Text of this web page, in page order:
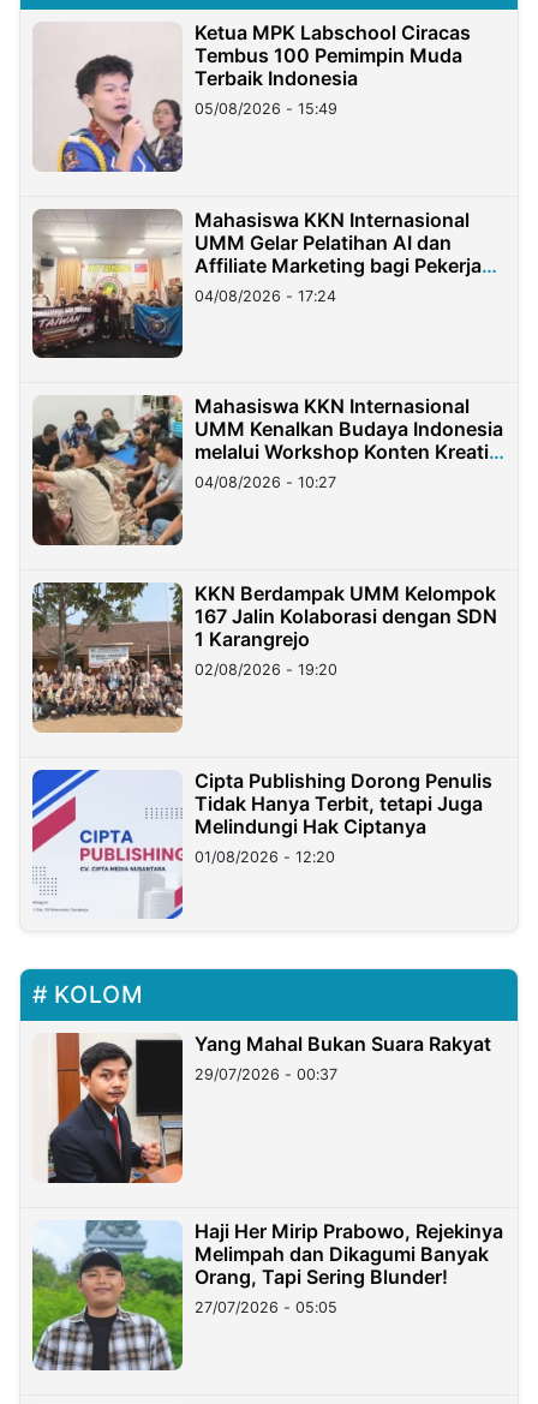
Ketua MPK Labschool Ciracas
Tembus 100 Pemimpin Muda
Terbaik Indonesia
05/08/2026 - 15:49
Mahasiswa KKN Internasional
UMM Gelar Pelatihan AI dan
Affiliate Marketing bagi Pekerja
Migran Indonesia di Taiwan
04/08/2026 - 17:24
Mahasiswa KKN Internasional
UMM Kenalkan Budaya Indonesia
melalui Workshop Konten Kreatif
di Taiwan
04/08/2026 - 10:27
KKN Berdampak UMM Kelompok
167 Jalin Kolaborasi dengan SDN
1 Karangrejo
02/08/2026 - 19:20
Cipta Publishing Dorong Penulis
Tidak Hanya Terbit, tetapi Juga
Melindungi Hak Ciptanya
01/08/2026 - 12:20
KOLOM
Yang Mahal Bukan Suara Rakyat
29/07/2026 - 00:37
Haji Her Mirip Prabowo, Rejekinya
Melimpah dan Dikagumi Banyak
Orang, Tapi Sering Blunder!
27/07/2026 - 05:05